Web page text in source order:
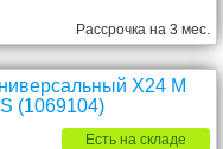
Рассрочка на 3 мес.
X24 M
(1069104)
Есть на складе